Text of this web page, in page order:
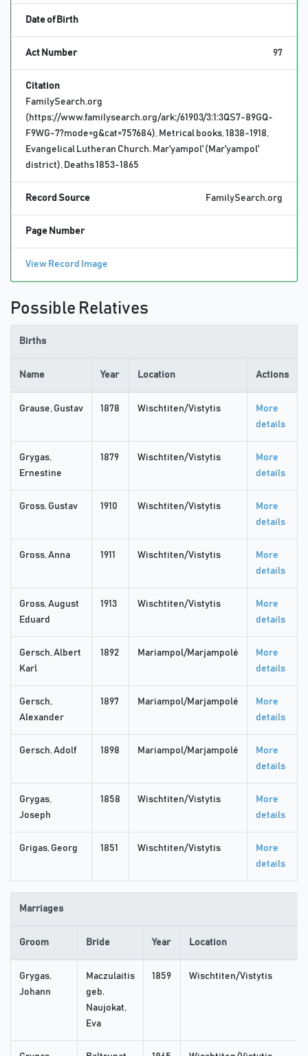
Date of Birth
Act Number 97
Citation
FamilySearch.org
(https://www.familysearch.org/ark:/61903/3:1:3QS7-89GQ-
F9WG-7?mode=g&cat=757684), Metrical books, 1838-1918,
Evangelical Lutheran Church. Mar'yampol' (Mar'yampol'
district), Deaths 1853-1865
Record Source FamilySearch.org
Page Number
View Record Image
Possible Relatives
Births
Name Year Location Actions
Grause, Gustav 1878 Wischtiten/Vistytis
More
details
Grygas,
Ernestine
1879 Wischtiten/Vistytis
More
details
Gross, Gustav 1910 Wischtiten/Vistytis
More
details
Gross, Anna 1911 Wischtiten/Vistytis
More
details
Gross, August
Eduard
1913 Wischtiten/Vistytis
More
details
Gersch, Albert
Karl
1892 Mariampol/Marjampolė
More
details
Gersch,
Alexander
1897 Mariampol/Marjampolė
More
details
Gersch, Adolf 1898 Mariampol/Marjampolė
More
details
Grygas,
Joseph
1858 Wischtiten/Vistytis
More
details
Grigas, Georg 1851 Wischtiten/Vistytis
More
details
Marriages
Groom Bride Year Location
Grygas,
Johann
Maczulaitis
geb.
Naujokat,
Eva
1859 Wischtiten/Vistytis